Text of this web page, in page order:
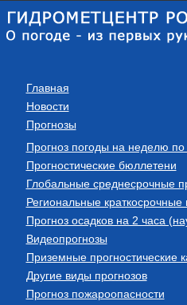
Главная
Новости
Прогнозы
Прогноз погоды на неделю
Прогностические бюллетени
Глобальные среднесрочные
Региональные краткосрочные
Прогноз осадков на 2 часа
Видеопрогнозы
Приземные прогностические
Другие виды прогнозов
Прогноз пожароопасности